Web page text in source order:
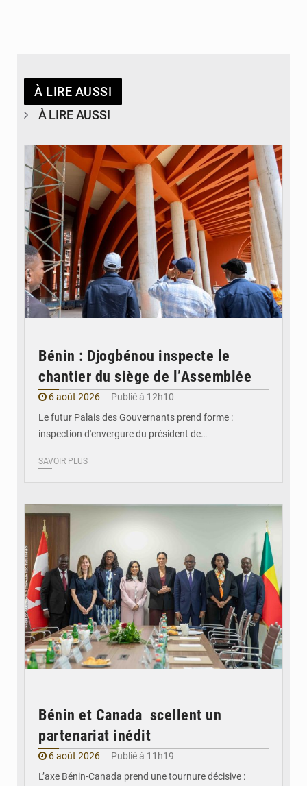
À LIRE AUSSI
À LIRE AUSSI
Bénin : Djogbénou inspecte le
chantier du siège de l’Assemblée
6 août 2026
Publié à 12h10
Le futur Palais des Gouvernants prend forme :
inspection d'envergure du président de…
SAVOIR PLUS
Bénin et Canada scellent un
partenariat inédit
6 août 2026
Publié à 11h19
L’axe Bénin-Canada prend une tournure décisive :